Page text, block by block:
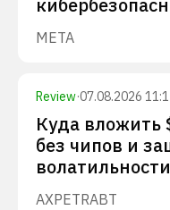
META
Review·07.08.2026
Куда вложить
без чипов и
AXPETRABT